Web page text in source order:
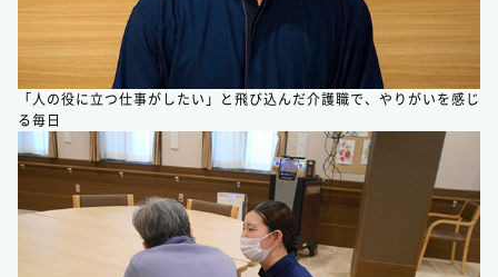
「人の役に立つ仕事がしたい」と飛び込んだ介護職で、やりがいを感じ
る毎日